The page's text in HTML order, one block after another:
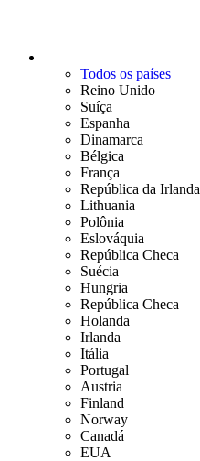
Todos os países
Reino Unido
Suíça
Espanha
Dinamarca
Bélgica
França
República da Irlanda
Lithuania
Polônia
Eslováquia
República Checa
Suécia
Hungria
República Checa
Holanda
Irlanda
Itália
Portugal
Austria
Finland
Norway
Canadá
EUA